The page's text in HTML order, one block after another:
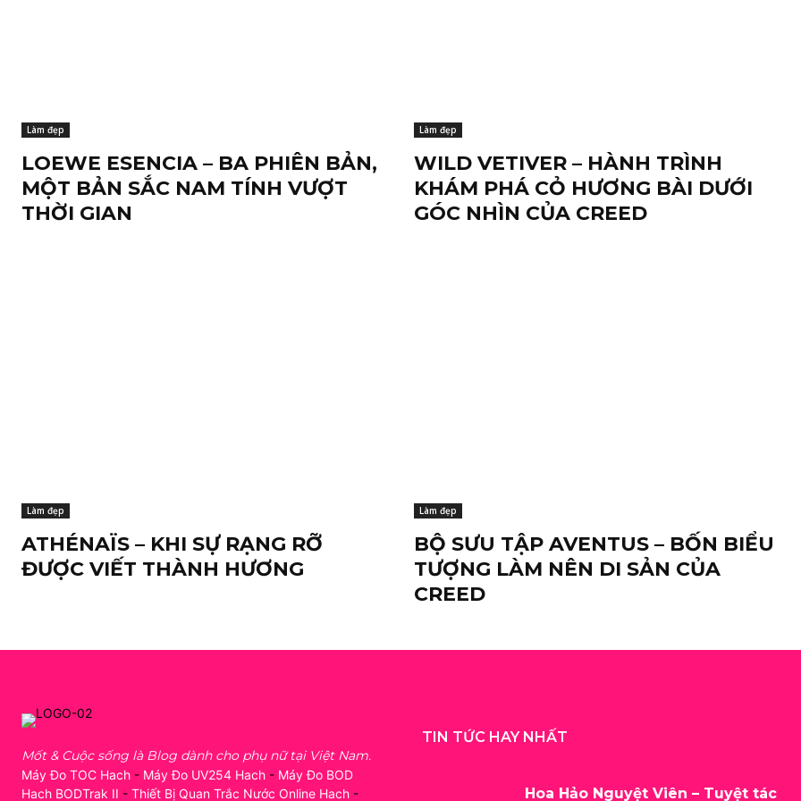
Làm đẹp
LOEWE ESENCIA – BA PHIÊN BẢN,
MỘT BẢN SẮC NAM TÍNH VƯỢT
THỜI GIAN
Làm đẹp
WILD VETIVER – HÀNH TRÌNH
KHÁM PHÁ CỎ HƯƠNG BÀI DƯỚI
GÓC NHÌN CỦA CREED
Làm đẹp
ATHÉNAÏS – KHI SỰ RẠNG RỠ
ĐƯỢC VIẾT THÀNH HƯƠNG
Làm đẹp
BỘ SƯU TẬP AVENTUS – BỐN BIỂU
TƯỢNG LÀM NÊN DI SẢN CỦA
CREED
Mốt & Cuộc sống là Blog dành cho phụ nữ tại Việt Nam.
Máy Đo TOC Hach - Máy Đo UV254 Hach - Máy Đo BOD
Hach BODTrak II - Thiết Bị Quan Trắc Nước Online Hach -
TIN TỨC HAY NHẤT
Hoa Hảo Nguyệt Viên – Tuyệt tác